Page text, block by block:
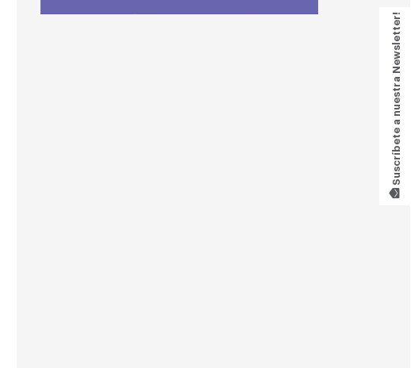
Suscríbete a nuestra Newsletter!